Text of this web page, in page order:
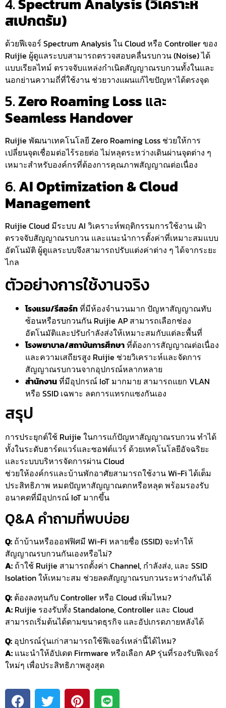
สเปกตรัม)
ด้วยฟีเจอร์ Spectrum Analysis ใน Cloud หรือ Controller ของ
Ruijie ผู้ดูแลระบบสามารถตรวจสอบคลื่นรบกวน (Noise) ได้
แบบเรียลไทม์ ตรวจจับแหล่งกำเนิดสัญญาณรบกวนทั้งในและ
นอกย่านความถี่ที่ใช้งาน ช่วยวางแผนแก้ไขปัญหาได้ตรงจุด
5.Zero Roaming Lossและ
Seamless Handover
Ruijie พัฒนาเทคโนโลยี Zero Roaming Loss ช่วยให้การ
เปลี่ยนจุดเชื่อมต่อไร้รอยต่อ ไม่หลุดระหว่างเดินผ่านจุดต่าง ๆ
เหมาะสำหรับองค์กรที่ต้องการคุณภาพสัญญาณต่อเนื่อง
6.AI Optimization & Cloud
Management
Ruijie Cloud มีระบบ AI วิเคราะห์พฤติกรรมการใช้งาน เฝ้า
ตรวจจับสัญญาณรบกวน และแนะนำการตั้งค่าที่เหมาะสมแบบ
อัตโนมัติ ผู้ดูแลระบบจึงสามารถปรับแต่งค่าต่าง ๆ ได้จากระยะ
ไกล
ตัวอย่างการใช้งานจริง
โรงแรม/รีสอร์ทที่มีห้องจำนวนมาก ปัญหาสัญญาณทับ
ซ้อนหรือรบกวนกัน Ruijie AP สามารถเลือกช่อง
อัตโนมัติและปรับกำลังส่งให้เหมาะสมกับแต่ละพื้นที่
โรงพยาบาล/สถาบันการศึกษาที่ต้องการสัญญาณต่อเนื่อง
และความเสถียรสูง Ruijie ช่วยวิเคราะห์และจัดการ
สัญญาณรบกวนจากอุปกรณ์หลากหลาย
สำนักงานที่มีอุปกรณ์ IoT มากมาย สามารถแยก VLAN
หรือ SSID เฉพาะ ลดการแทรกแซงกันเอง
สรุป
การประยุกต์ใช้ Ruijie ในการแก้ปัญหาสัญญาณรบกวน ทำได้
ทั้งในระดับฮาร์ดแวร์และซอฟต์แวร์ ด้วยเทคโนโลยีอัจฉริยะ
และระบบบริหารจัดการผ่าน Cloud
ช่วยให้องค์กรและบ้านพักอาศัยสามารถใช้งาน Wi-Fi ได้เต็ม
ประสิทธิภาพ หมดปัญหาสัญญาณตกหรือหลุด พร้อมรองรับ
อนาคตที่มีอุปกรณ์ IoT มากขึ้น
Q&A คำถามที่พบบ่อย
Q: ถ้าบ้านหรือออฟฟิศมี Wi-Fi หลายชื่อ (SSID) จะทำให้
สัญญาณรบกวนกันเองหรือไม่?
A: ถ้าใช้ Ruijie สามารถตั้งค่า Channel, กำลังส่ง, และ SSID
Isolation ให้เหมาะสม ช่วยลดสัญญาณรบกวนระหว่างกันได้
Q: ต้องลงทุนกับ Controller หรือ Cloud เพิ่มไหม?
A: Ruijie รองรับทั้ง Standalone, Controller และ Cloud
สามารถเริ่มต้นได้ตามขนาดธุรกิจ และอัปเกรดภายหลังได้
Q: อุปกรณ์รุ่นเก่าสามารถใช้ฟีเจอร์เหล่านี้ได้ไหม?
A: แนะนำให้อัปเดต Firmware หรือเลือก AP รุ่นที่รองรับฟีเจอร์
ใหม่ๆ เพื่อประสิทธิภาพสูงสุด